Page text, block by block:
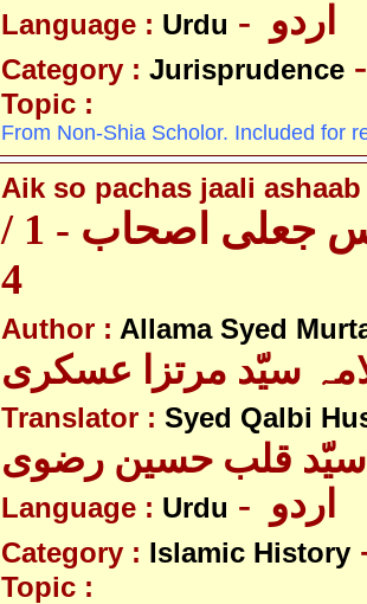
Language : Urdu
Category : Jurisprudence
Topic :
From Non-Shia Scholor. Included for
Aik so pachas jaali ashaab
ایک سو پچاس جعلی اصحاب - 1 /
4
Author : Allama Syed
سیّد مرتزا عسکری
Translator : Syed Qalbi
Language : Urdu
Category : Islamic History
Topic :